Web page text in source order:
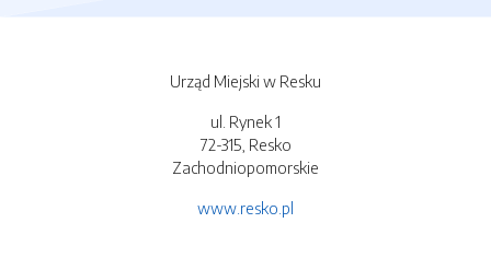
Urząd Miejski w Resku
ul. Rynek 1
72-315, Resko
Zachodniopomorskie
www.resko.pl